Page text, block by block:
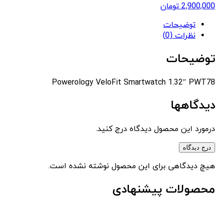
2,900,000 تومان
توضیحات
نظرات (0)
توضیحات
Powerology VeloFit Smartwatch 1.32″ PWT78
دیدگاهها
درمورد این محصول دیدگاه درج کنید.
درج دیدگاه
هیچ دیدگاهی برای این محصول نوشته نشده است.
محصولات پیشنهادی